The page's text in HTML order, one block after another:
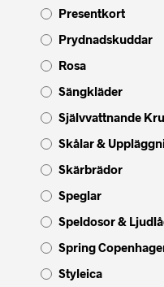
Presentkort
Prydnadskuddar
Rosa
Sängkläder
Självvattnande
Skålar &
Skärbrädor
Speglar
Speldosor &
Spring
Styleica